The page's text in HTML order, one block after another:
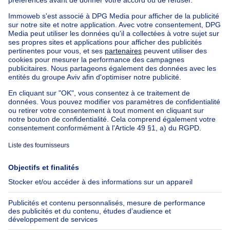
Bien exceptionnel à vendre
Ferme à vendre
Bungalow à vendre
Chalet à vendre
Château à vendre
Maison de campagne à vendre
Immeuble mixte à vendre
Autres biens à vendre
Manoir à vendre
Maison à vendre pas cher à Jette
Nos maisons hors de la Belgique
Maison à vendre France
Maison à vendre Espagne
Maison à vendre Italie
Maison à vendre Luxembourg
Maison à vendre Pays-bas
À propos
Immoweb
Presse
Emplois
Groupe Axel Springer
SeLoger.com
Outils
Belfius
Assurances
Check-list déménagement